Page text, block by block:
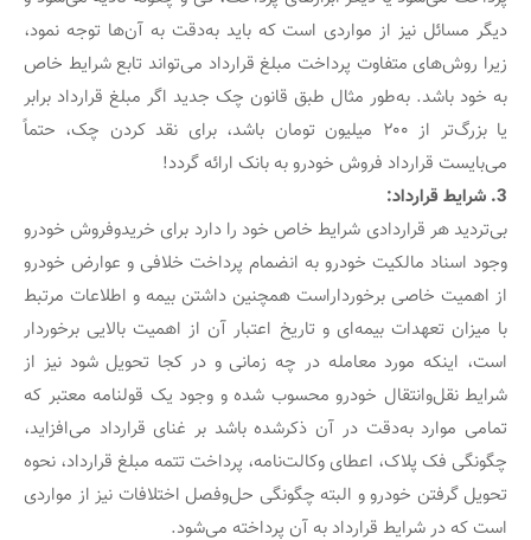
دیگر مسائل نیز از مواردی است که باید به‌دقت به آن‌ها توجه نمود،
زیرا روش‌های متفاوت پرداخت مبلغ قرارداد می‌تواند تابع شرایط خاص
به خود باشد. به‌طور مثال طبق قانون چک جدید اگر مبلغ قرارداد برابر
یا بزرگ‌تر از ۲۰۰ میلیون تومان باشد، برای نقد کردن چک، حتماً
می‌بایست قرارداد فروش خودرو به بانک ارائه گردد!
3. شرایط قرارداد:
بی‌تردید هر قراردادی شرایط خاص خود را دارد برای خریدوفروش خودرو
وجود اسناد مالکیت خودرو به انضمام پرداخت خلافی و عوارض خودرو
از اهمیت خاصی برخوردار‌است همچنین داشتن بیمه و اطلاعات مرتبط
با میزان تعهدات بیمه‌ای و تاریخ اعتبار آن از اهمیت بالایی برخوردار
است، اینکه مورد معامله در چه زمانی و در کجا تحویل شود نیز از
شرایط نقل‌وانتقال خودرو محسوب شده و وجود یک قولنامه معتبر که
تمامی موارد به‌دقت در آن ذکرشده باشد بر غنای قرارداد می‌افزاید،
چگونگی فک پلاک، اعطای وکالت‌نامه، پرداخت تتمه مبلغ قرارداد، نحوه
تحویل گرفتن خودرو و البته چگونگی حل‌وفصل اختلافات نیز از مواردی
است که در شرایط قرارداد به آن پرداخته می‌شود.